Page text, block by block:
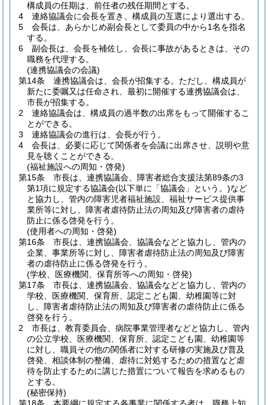
構成員の任期は、前任者の残任期間とする。
4
連絡協議会に会長を置き、構成員の互選により選出する。
5
会長は、あらかじめ副会長として委員の中から1名を指名
する。
6
副会長は、会長を補佐し、会長に事故があるときは、その
職務を代理する。
(連携協議会の会議)
第14条
連携協議会は、会長が招集する。 ただし、構成員が
新たに委嘱又は任命され、最初に開催する連携協議会は、
市長が招集する。
2
連絡協議会は、構成員の過半数の出席をもって開催するこ
とができる。
3
連絡協議会の進行は、会長が行う。
4
会長は、必要に応じて関係者を会議に出席させ、説明や意
見を聴くことができる。
(福祉施設への周知・啓発)
第15条
市長は、連携協議会、障害者総合支援法第89条の3
第1項に規定する協議会(以下単に「協議会」という。)など
と協力し、管内の障害児者福祉施設、福祉サービス提供事
業所等に対し、障害者虐待防止法の周知及び障害者の虐待
防止に係る啓発を行う。
(使用者への周知・啓発)
第16条
市長は、連携協議会、協議会などと協力し、管内の
企業、事業所等に対し、障害者虐待防止法の周知及び障害
者の虐待防止に係る啓発を行う。
(学校、医療機関、保育所等への周知・啓発)
第17条
市長は、連携協議会、協議会などと協力し、管内の
学校、医療機関、保育所、認定こども園、幼稚園等に対
し、障害者虐待防止法の周知及び障害者の虐待防止に係る
啓発を行う。
2
市長は、教育委員会、病院事業管理者などと協力し、管内
の公立学校、医療機関、保育所、認定こども園、幼稚園等
に対し、職員その他の関係者に対する研修の実施及び普及
啓発、相談体制の整備、虐待に対処するための措置など虐
待を防止するために講じた措置について報告を求めるもの
とする。
(秘密保持)